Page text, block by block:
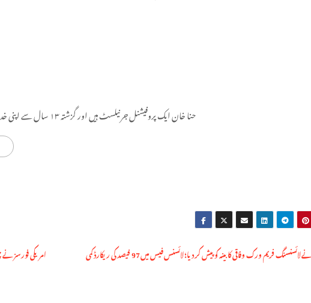
حنا خان ایک پروفیشنل جرنیلسٹ ہیں اور گزشتہ ۱۳ سال سے اپنی خدمات سر انجام دے رہی ہیں۔
فریم ورک وفاقی کابینہ کو پیش کر دیا؛ لائسنس فیس میں 97 فیصد کی ریکارڈ کمی امریکی فورسز